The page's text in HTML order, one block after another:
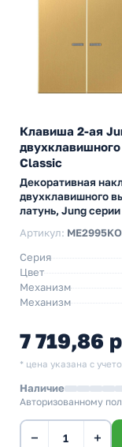
Клавиша 2-ая
Classic
Декоративная
двухклавишного
латунь, Jung
Артикул:
Серия
Цвет
Механизм
Механизм
7 719,86
* цена указана с
Наличие
Авторизованному
− +